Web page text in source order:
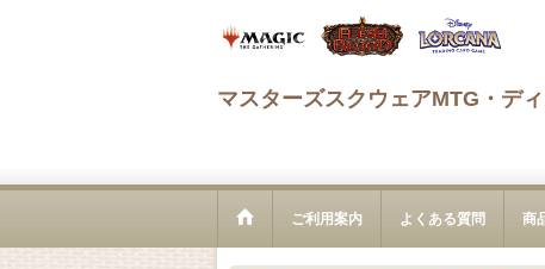
マスターズスクウェアMTG・デ
ご利用案内 よくある質問 商